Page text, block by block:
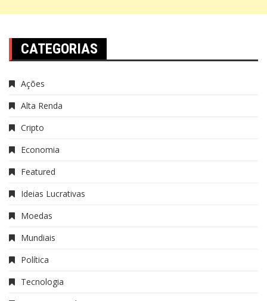
CATEGORIAS
Ações
Alta Renda
Cripto
Economia
Featured
Ideias Lucrativas
Moedas
Mundiais
Política
Tecnologia